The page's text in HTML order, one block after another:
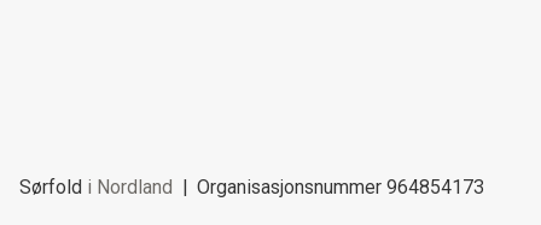
Sørfold i Nordland Organisasjonsnummer 964854173